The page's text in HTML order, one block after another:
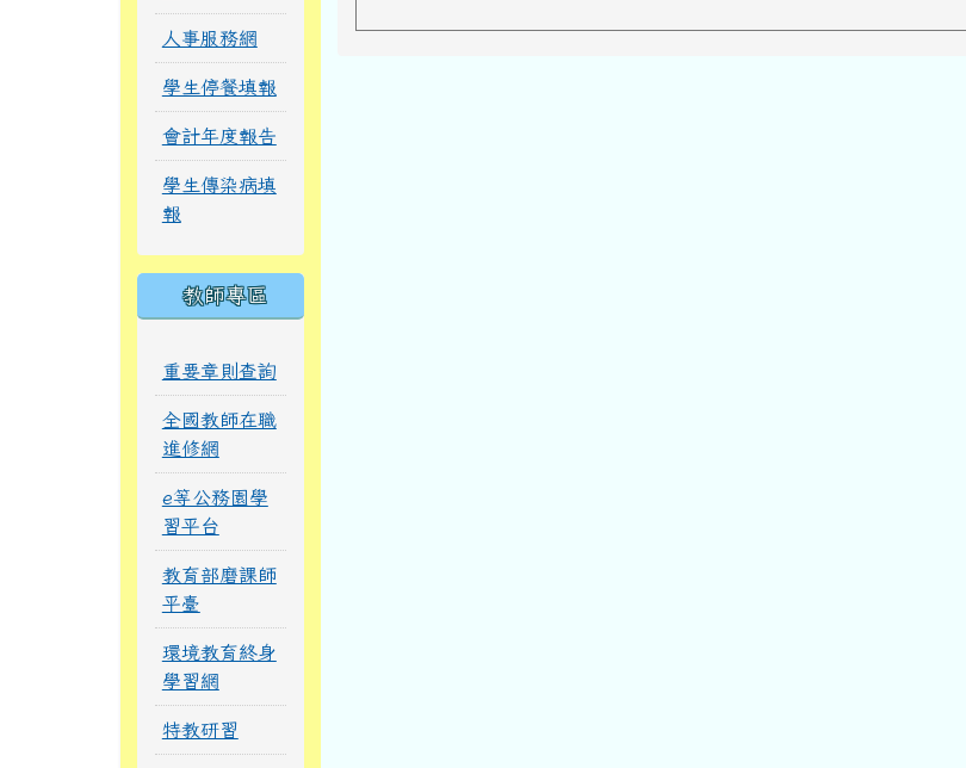
人事服務網
學生停餐填報
會計年度報告
學生傳染病填
報
教師專區
重要章則查詢
全國教師在職
進修網
e等公務園學
習平台
教育部磨課師
平臺
環境教育終身
學習網
特教研習